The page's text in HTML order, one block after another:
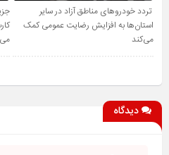
تردد خودروهای مناطق آزاد در سایر
استان‌ها به افزایش رضایت عمومی کمک
می‌کند
دیدگاه